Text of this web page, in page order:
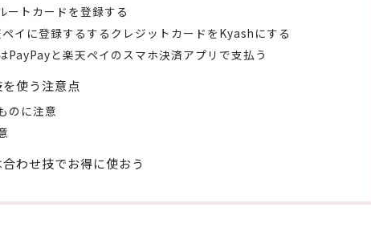
トカードを登録する
イに登録するするクレジットカードをKyashにする
と楽天ペイのスマホ決済アプリで支払う
使う注意点
のに注意
わせ技でお得に使おう